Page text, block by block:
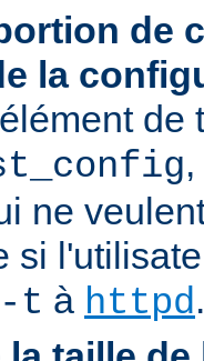
de
la
de
ne
si
-t à httpd.